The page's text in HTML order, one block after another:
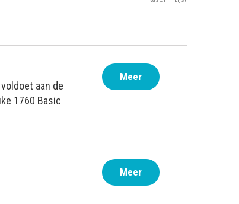
aan de
1760 Basic
Meer
Meer